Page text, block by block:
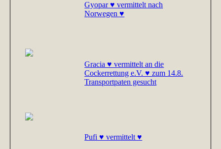
Gyopar ♥ vermittelt nach
Norwegen ♥
Gracia ♥ vermittelt an die
Cockerrettung e.V. ♥ zum 14.8.
Transportpaten gesucht
Pufi ♥ vermittelt ♥